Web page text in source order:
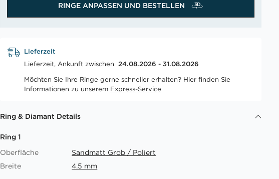
RINGE ANPASSEN UND BESTELLEN
Lieferzeit
Lieferzeit, Ankunft zwischen 24.08.2026 - 31.08.2026
Möchten Sie Ihre Ringe gerne schneller erhalten? Hier finden Sie
Informationen zu unserem Express-Service
Ring & Diamant Details
Ring 1
Oberfläche
Sandmatt Grob / Poliert
Breite
4.5 mm